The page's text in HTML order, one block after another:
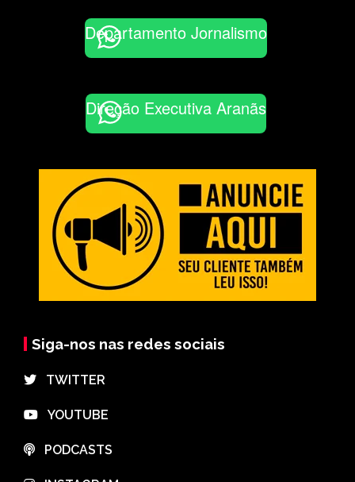
Departamento Jornalismo
Direção Executiva Aranãs
Siga-nos nas redes sociais
⠀TWITTER
⠀YOUTUBE
⠀PODCASTS